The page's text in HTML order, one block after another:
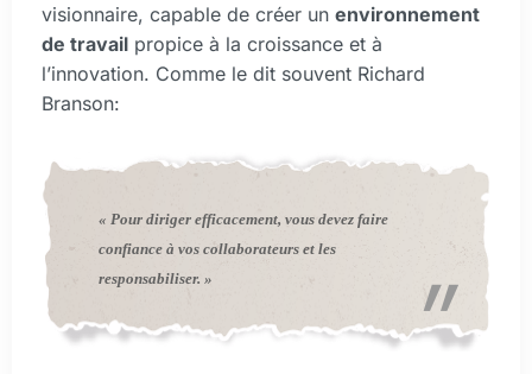
visionnaire, capable de créer un environnement
de travail propice à la croissance et à
l’innovation. Comme le dit souvent Richard
Branson:
« Pour diriger efficacement, vous devez faire
confiance à vos collaborateurs et les
responsabiliser. »